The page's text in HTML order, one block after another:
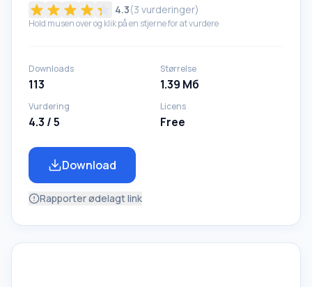
4.3(3 vurderinger)
Hold musen over og klik på en stjerne for at vurdere
Downloads
113
Størrelse
1.39 Mб
Vurdering
4.3 / 5
Licens
Free
Download
Rapporter ødelagt link